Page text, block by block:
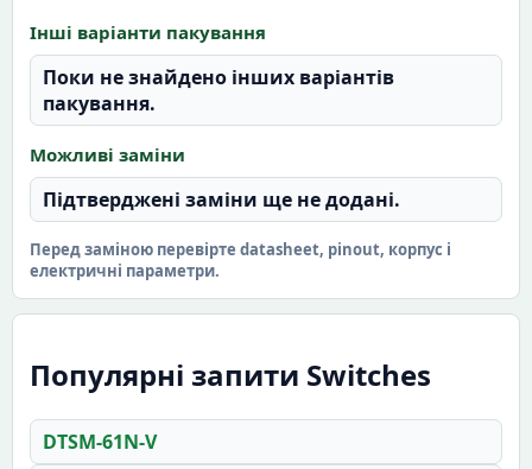
Інші варіанти пакування
Поки не знайдено інших варіантів
пакування.
Можливі заміни
Підтверджені заміни ще не додані.
Перед заміною перевірте datasheet, pinout, корпус і
електричні параметри.
Популярні запити Switches
DTSM-61N-V